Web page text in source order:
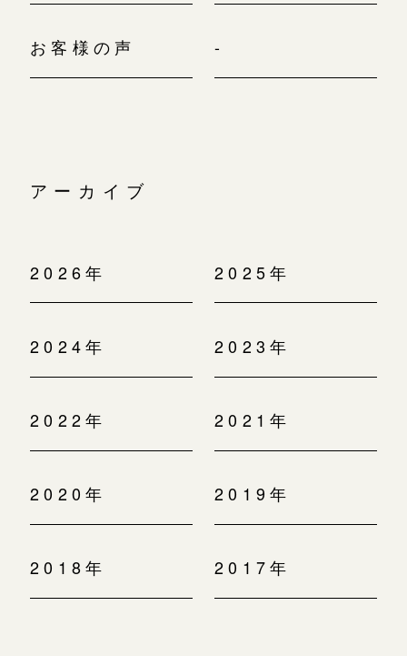
お客様の声 -
アーカイブ
2026年 2025年
2024年 2023年
2022年 2021年
2020年 2019年
2018年 2017年